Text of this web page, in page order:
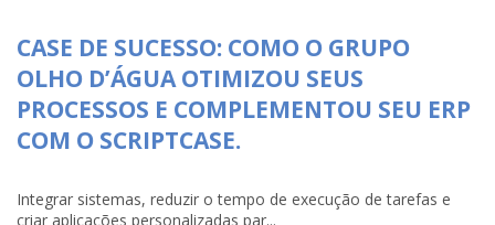
CASE DE SUCESSO: COMO O GRUPO
OLHO D’ÁGUA OTIMIZOU SEUS
PROCESSOS E COMPLEMENTOU SEU ERP
COM O SCRIPTCASE.
Integrar sistemas, reduzir o tempo de execução de tarefas e
criar aplicações personalizadas par...